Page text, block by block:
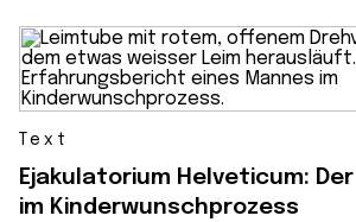
Text
Ejakulatorium Helveticum:
im Kinderwunschprozess